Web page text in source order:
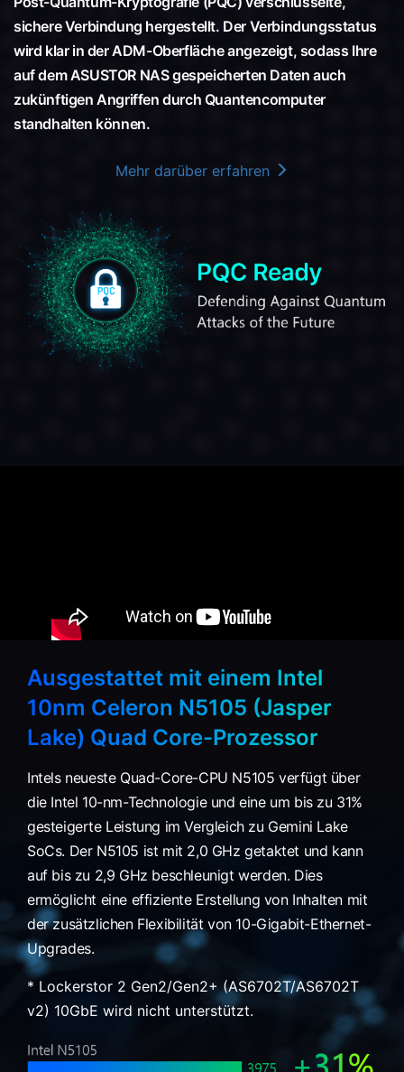
sichere Verbindung hergestellt. Der Verbindungsstatus
wird klar in der ADM-Oberfläche angezeigt, sodass Ihre
auf dem ASUSTOR NAS gespeicherten Daten auch
zukünftigen Angriffen durch Quantencomputer
standhalten können.
Mehr darüber erfahren
Ausgestattet mit einem Intel
10nm Celeron N5105 (Jasper
Lake) Quad Core-Prozessor
Intels neueste Quad-Core-CPU N5105 verfügt über
die Intel 10-nm-Technologie und eine um bis zu 31%
gesteigerte Leistung im Vergleich zu Gemini Lake
SoCs. Der N5105 ist mit 2,0 GHz getaktet und kann
auf bis zu 2,9 GHz beschleunigt werden. Dies
ermöglicht eine effiziente Erstellung von Inhalten mit
der zusätzlichen Flexibilität von 10-Gigabit-Ethernet-
Upgrades.
* Lockerstor 2 Gen2/Gen2+ (AS6702T/AS6702T
v2) 10GbE wird nicht unterstützt.